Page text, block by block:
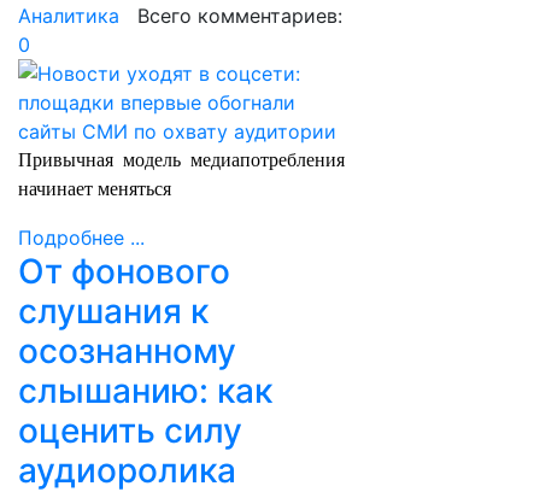
Аналитика Всего комментариев:
0
Привычная модель медиапотребления
начинает меняться
Подробнее ...
От фонового
слушания к
осознанному
слышанию: как
оценить силу
аудиоролика